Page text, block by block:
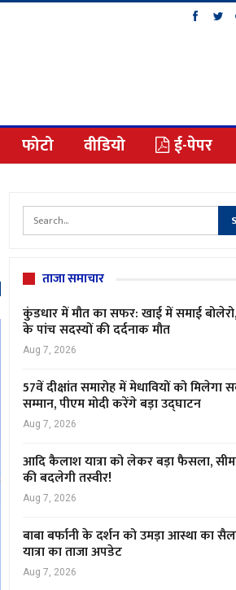
फोटो वीडियो ई-पेपर
ताजा समाचार
कुंडधार में मौत का सफर: खाई में समाई बोलेरो,
के पांच सदस्यों की दर्दनाक मौत
Aug 7, 2026
57वें दीक्षांत समारोह में मेधावियों को मिलेगा
सम्मान, पीएम मोदी करेंगे बड़ा उद्घाटन
Aug 7, 2026
आदि कैलाश यात्रा को लेकर बड़ा फैसला,
की बदलेगी तस्वीर!
Aug 7, 2026
बाबा बर्फानी के दर्शन को उमड़ा आस्था का
यात्रा का ताजा अपडेट
Aug 7, 2026